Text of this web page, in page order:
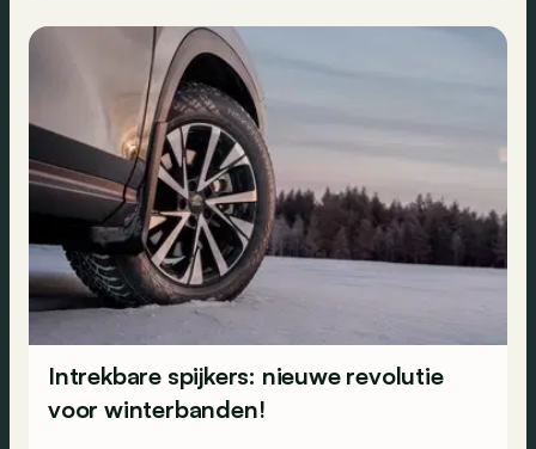
Intrekbare spijkers: nieuwe revolutie
voor winterbanden!